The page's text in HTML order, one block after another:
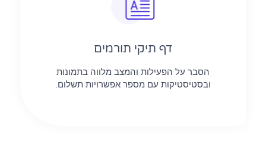
דף תיקי תורמים
הסבר על הפעילות והמצב מלווה בתמונות
ובסטיסטיקות עם מספר אפשרויות תשלום.